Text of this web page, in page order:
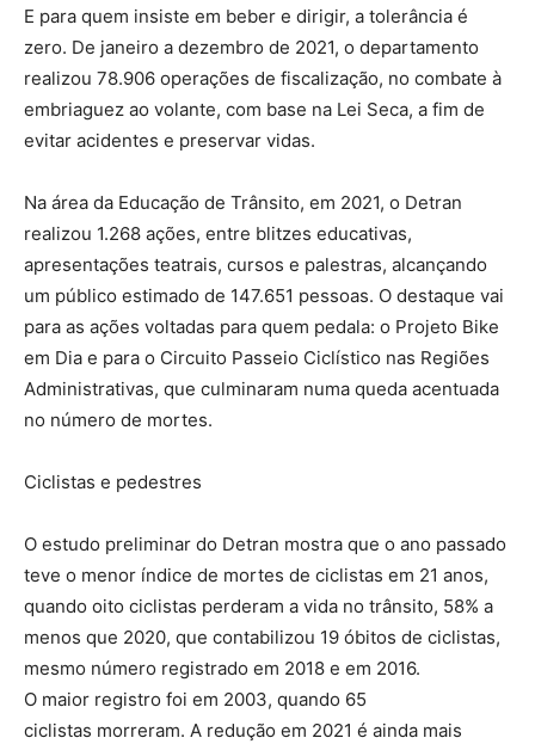
E para quem insiste em beber e dirigir, a tolerância é
zero. De janeiro a dezembro de 2021, o departamento
realizou 78.906 operações de fiscalização, no combate à
embriaguez ao volante, com base na Lei Seca, a fim de
evitar acidentes e preservar vidas.
Na área da Educação de Trânsito, em 2021, o Detran
realizou 1.268 ações, entre blitzes educativas,
apresentações teatrais, cursos e palestras, alcançando
um público estimado de 147.651 pessoas. O destaque vai
para as ações voltadas para quem pedala: o Projeto Bike
em Dia e para o Circuito Passeio Ciclístico nas Regiões
Administrativas, que culminaram numa queda acentuada
no número de mortes.
Ciclistas e pedestres
O estudo preliminar do Detran mostra que o ano passado
teve o menor índice de mortes de ciclistas em 21 anos,
quando oito ciclistas perderam a vida no trânsito, 58% a
menos que 2020, que contabilizou 19 óbitos de ciclistas,
mesmo número registrado em 2018 e em 2016.
O maior registro foi em 2003, quando 65
ciclistas morreram. A redução em 2021 é ainda mais